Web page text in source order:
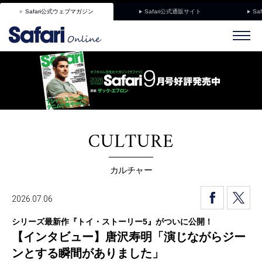
Safari公式ウェブマガジン Safari公式通販サイト
CULTURE
カルチャー
2026.07.06
シリーズ最新作『トイ・ストーリー5』がついに公開！
【インタビュー】唐沢寿明「演じながらジー
ンとする瞬間がありました」